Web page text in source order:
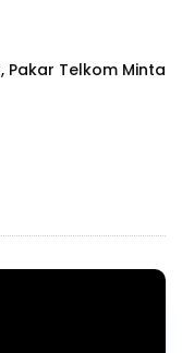
Pakar Telkom Minta